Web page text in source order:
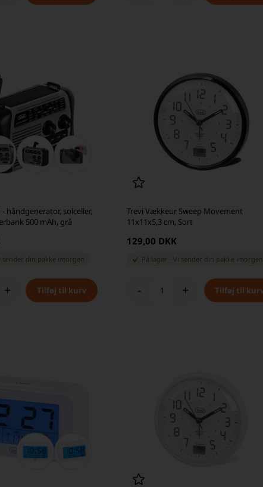
500 mAh, grå
sender din pakke imorgen
+
Trevi Vækkeur Sweep Movement
11x11x5,3 cm, Sort
129,00 DKK
På lager Vi sender din pakke imorgen
- +